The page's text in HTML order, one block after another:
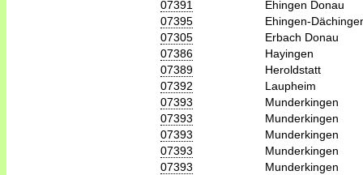
07391
Ehingen Donau
07395
Ehingen-
07305
Erbach Donau
07386
Hayingen
07389
Heroldstatt
07392
Laupheim
07393
Munderkingen
07393
Munderkingen
07393
Munderkingen
07393
Munderkingen
07393
Munderkingen